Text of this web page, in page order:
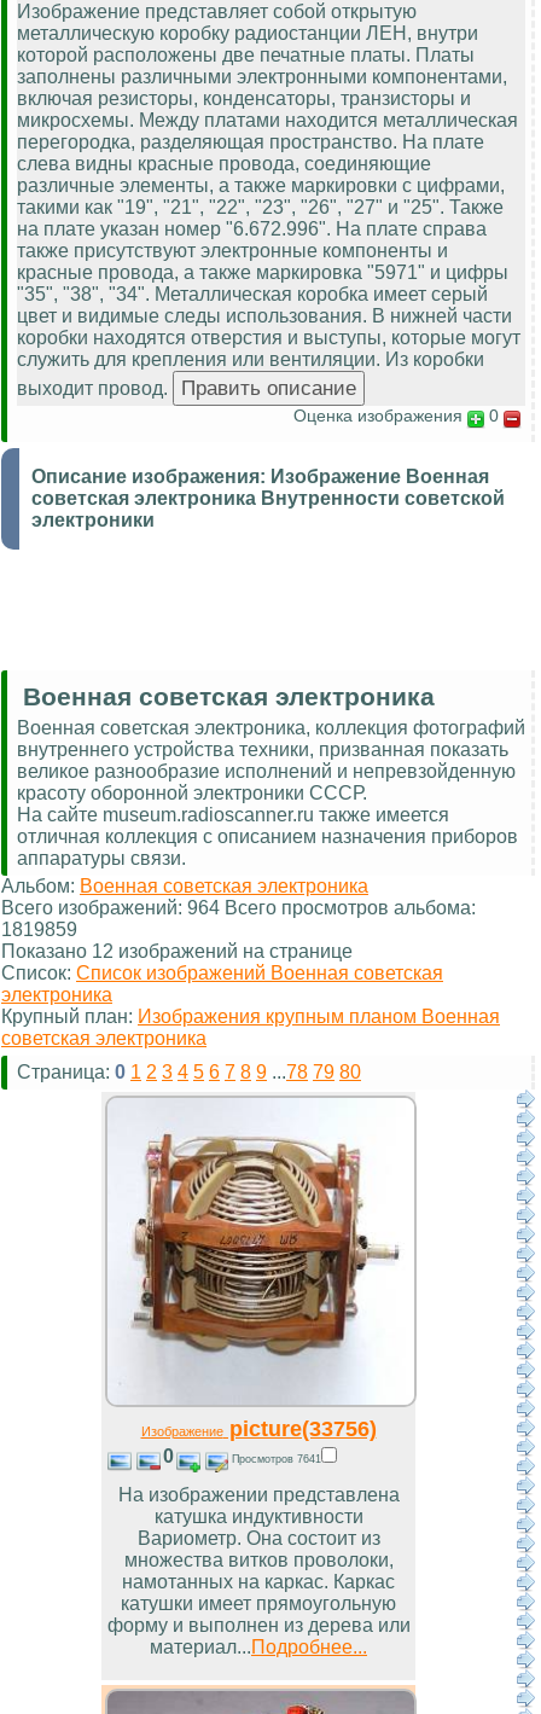
Изображение представляет собой открытую
металлическую коробку радиостанции ЛЕН, внутри
которой расположены две печатные платы. Платы
заполнены различными электронными компонентами,
включая резисторы, конденсаторы, транзисторы и
микросхемы. Между платами находится металлическая
перегородка, разделяющая пространство. На плате
слева видны красные провода, соединяющие
различные элементы, а также маркировки с цифрами,
такими как "19", "21", "22", "23", "26", "27" и "25". Также
на плате указан номер "6.672.996". На плате справа
также присутствуют электронные компоненты и
красные провода, а также маркировка "5971" и цифры
"35", "38", "34". Металлическая коробка имеет серый
цвет и видимые следы использования. В нижней части
коробки находятся отверстия и выступы, которые могут
служить для крепления или вентиляции. Из коробки
выходит провод.
Оценка изображения 0
Описание изображения: Изображение Военная
советская электроника Внутренности советской
электроники
Военная советская электроника
Военная советская электроника, коллекция фотографий
внутреннего устройства техники, призванная показать
великое разнообразие исполнений и непревзойденную
красоту оборонной электроники СССР.
На сайте museum.radioscanner.ru также имеется
отличная коллекция с описанием назначения приборов
аппаратуры связи.
Альбом: Военная советская электроника
Всего изображений: 964 Всего просмотров альбома:
1819859
Показано 12 изображений на странице
Список: Список изображений Военная советская
электроника
Крупный план: Изображения крупным планом Военная
советская электроника
Страница: 0 1 2 3 4 5 6 7 8 9 ...78 79 80
Изображениеpicture(33756)
0 Просмотров 7641
На изображении представлена
катушка индуктивности
Вариометр. Она состоит из
множества витков проволоки,
намотанных на каркас. Каркас
катушки имеет прямоугольную
форму и выполнен из дерева или
материал...Подробнее...